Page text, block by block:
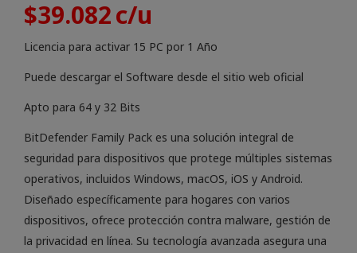
$39.082
Licencia para activar 15 PC por 1 Año
Puede descargar el Software desde el sitio web oficial
Apto para 64 y 32 Bits
BitDefender Family Pack es una solución integral de
seguridad para dispositivos que protege múltiples sistemas
operativos, incluidos Windows, macOS, iOS y Android.
Diseñado específicamente para hogares con varios
dispositivos, ofrece protección contra malware, gestión de
la privacidad en línea. Su tecnología avanzada asegura una